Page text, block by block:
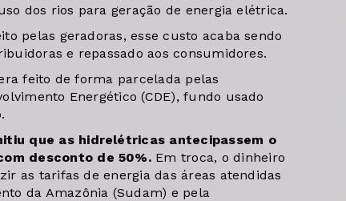
dos rios para geração de energia elétrica.
pelas geradoras, esse custo acaba sendo
e repassado aos consumidores.
feito de forma parcelada pelas
Energético (CDE), fundo usado
que as hidrelétricas antecipassem o
desconto de 50%.Em troca, o dinheiro
as tarifas de energia das áreas atendidas
da Amazônia (Sudam) e pela